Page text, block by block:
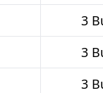
3
3
3